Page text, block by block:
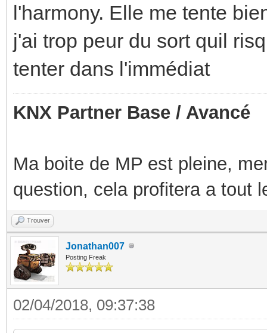
l'harmony. Elle me tente
j'ai trop peur du sort quil
tenter dans l'immédiat
KNX Partner Base / Avancé
Ma boite de MP est pleine,
question, cela profitera a tout
Trouver
Jonathan007
Posting Freak
02/04/2018, 09:37:38